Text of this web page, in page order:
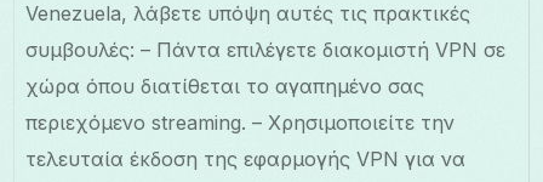
Venezuela, λάβετε υπόψη αυτές τις πρακτικές
συμβουλές: – Πάντα επιλέγετε διακομιστή VPN σε
χώρα όπου διατίθεται το αγαπημένο σας
περιεχόμενο streaming. – Χρησιμοποιείτε την
τελευταία έκδοση της εφαρμογής VPN για να